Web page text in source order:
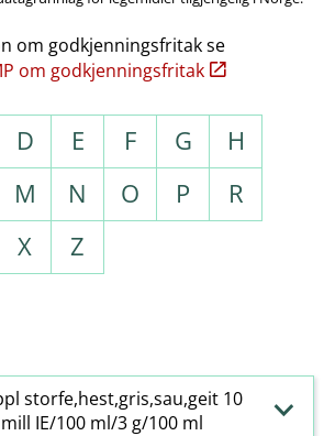
om godkjenningsfritak se
om godkjenningsfritak
D E F G
H
M N O P
R
X Z
storfe,hest,gris,sau,geit 10
IE/100 ml/3 g/100 ml